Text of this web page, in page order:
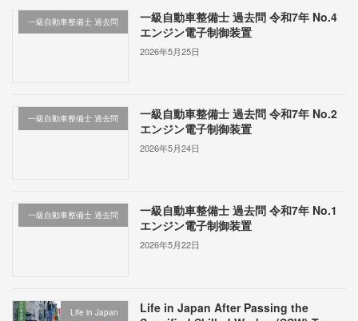
一級自動車整備士 過去問
一級自動車整備士 過去問 令和7年 No.4
エンジン電子制御装置
2026年5月25日
一級自動車整備士 過去問
一級自動車整備士 過去問 令和7年 No.2
エンジン電子制御装置
2026年5月24日
一級自動車整備士 過去問
一級自動車整備士 過去問 令和7年 No.1
エンジン電子制御装置
2026年5月22日
Life in Japan
Life in Japan After Passing the